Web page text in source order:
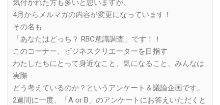
気付かれた方も多いと思いますが、
4月からメルマガの内容が変更になっています！
その名も
「あなたはどっち？ RBC意識調査」です！！
このコーナー、ビジネスクリエーターを目指す
わたしたちにとって身近なこと、気になること、みんなは
実際
どう考えているのか？というアンケート＆議論企画です。
2週間に一度、「A or B」のアンケートにお答えいただくと